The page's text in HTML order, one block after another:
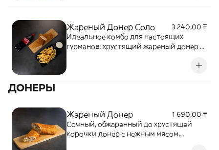
Жареный Донер Соло
3 240,00 ₸
Идеальное комбо для настоящих
гурманов: хрустящий жареный донер с
ДОНЕРЫ
Жареный Донер
1 690,00 ₸
Сочный, обжаренный до хрустящей
корочки донер с нежным мясом,